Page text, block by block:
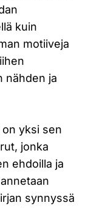
kuin
motiiveja
nähden ja
on yksi sen
jonka
ehdoilla ja
synnyssä